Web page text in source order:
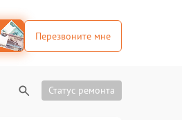
Перезвоните мне
Статус ремонта